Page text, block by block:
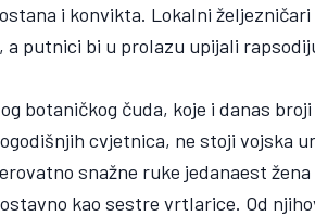
i konvikta. Lokalni
a putnici bi u prolazu upijali
botaničkog čuda, koje i danas
cvjetnica, ne stoji vojska
snažne ruke jedanaest
kao sestre vrtlarice. Od